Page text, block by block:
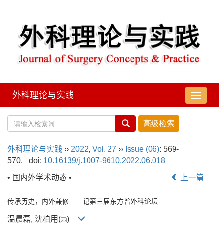
导
航
外科理论与实践
外科理论与实践 ›› 2022, Vol. 27 ›› Issue (06): 569-
570.
doi: 10.16139/j.1007-9610.2022.06.018
• 国内外学术动态 •
上一篇
传承历史，内外兼修——记第三届东方普外科论坛
温晨磊, 沈柏用( )